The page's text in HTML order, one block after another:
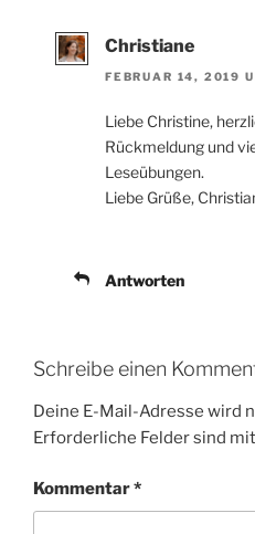
Christiane
FEBRUAR 14, 2019
Liebe Christine,
Rückmeldung und
Leseübungen.
Liebe Grüße,
Antworten
Schreibe einen
Deine E-Mail-Adresse wird
Erforderliche Felder sind mit
Kommentar*